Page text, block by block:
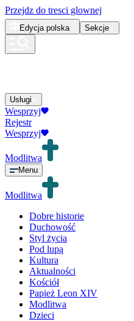
Przejdz do tresci glownej
Edycja polska Sekcje
Usługi
Wesprzyj
Rejestr
Wesprzyj
Modlitwa
Menu
Modlitwa
Dobre historie
Duchowość
Styl życia
Pod lupą
Kultura
Aktualności
Kościół
Papież Leon XIV
Modlitwa
Dzieci